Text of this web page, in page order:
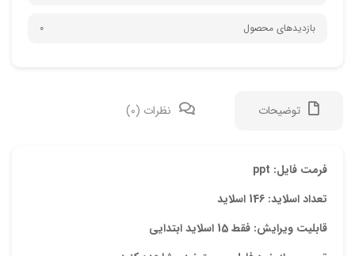
بازدیدهای محصول 0
توضیحات نظرات (0)
فرمت فایل: ppt
تعداد اسلاید: 146 اسلاید
قابلیت ویرایش: فقط 15 اسلاید ابتدایی